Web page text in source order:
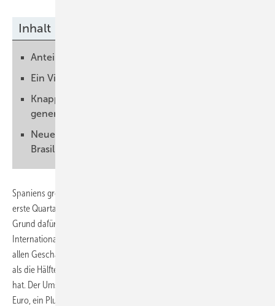
Inhalt
Anteil Indiens am Umsatz betrug 26 Prozent
Ein Viertel aller Aufträge erteilten neue Kunden
Knapp 13 Prozent des Gesamtumsatzes
generierten Wartung und Instandhaltung
Neue Fertigungsstätten in China, Indien,
Brasilien und Spanien
Spaniens größter Windenergieanlagen-Produzent Gamesa hat das
erste Quartal 2011 mit einem deutlichen Wachstum abgeschlossen. Als
Grund dafür nennt das Unternehmen Fortschritte in der
Internationalisierung, effizienteres Management und die Erholung in
allen Geschäftsbereichen. So hatte Gamesa bereits Ende März mehr
als die Hälfte seiner für 2011 geplanten Windturbinenverkäufe erreicht
hat. Der Umsatz in den ersten drei Monaten betrug 585 Millionen
Euro, ein Plus von 25 Prozent im Vergleich zum Vorjahreszeitraum. Mit